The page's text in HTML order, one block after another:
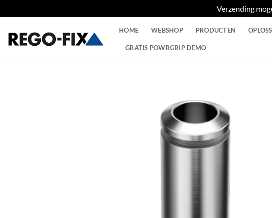
Verzending
naar
inhoud
HOME WEBSHOP PRODUCTEN
GRATIS POWRGRIP DEMO